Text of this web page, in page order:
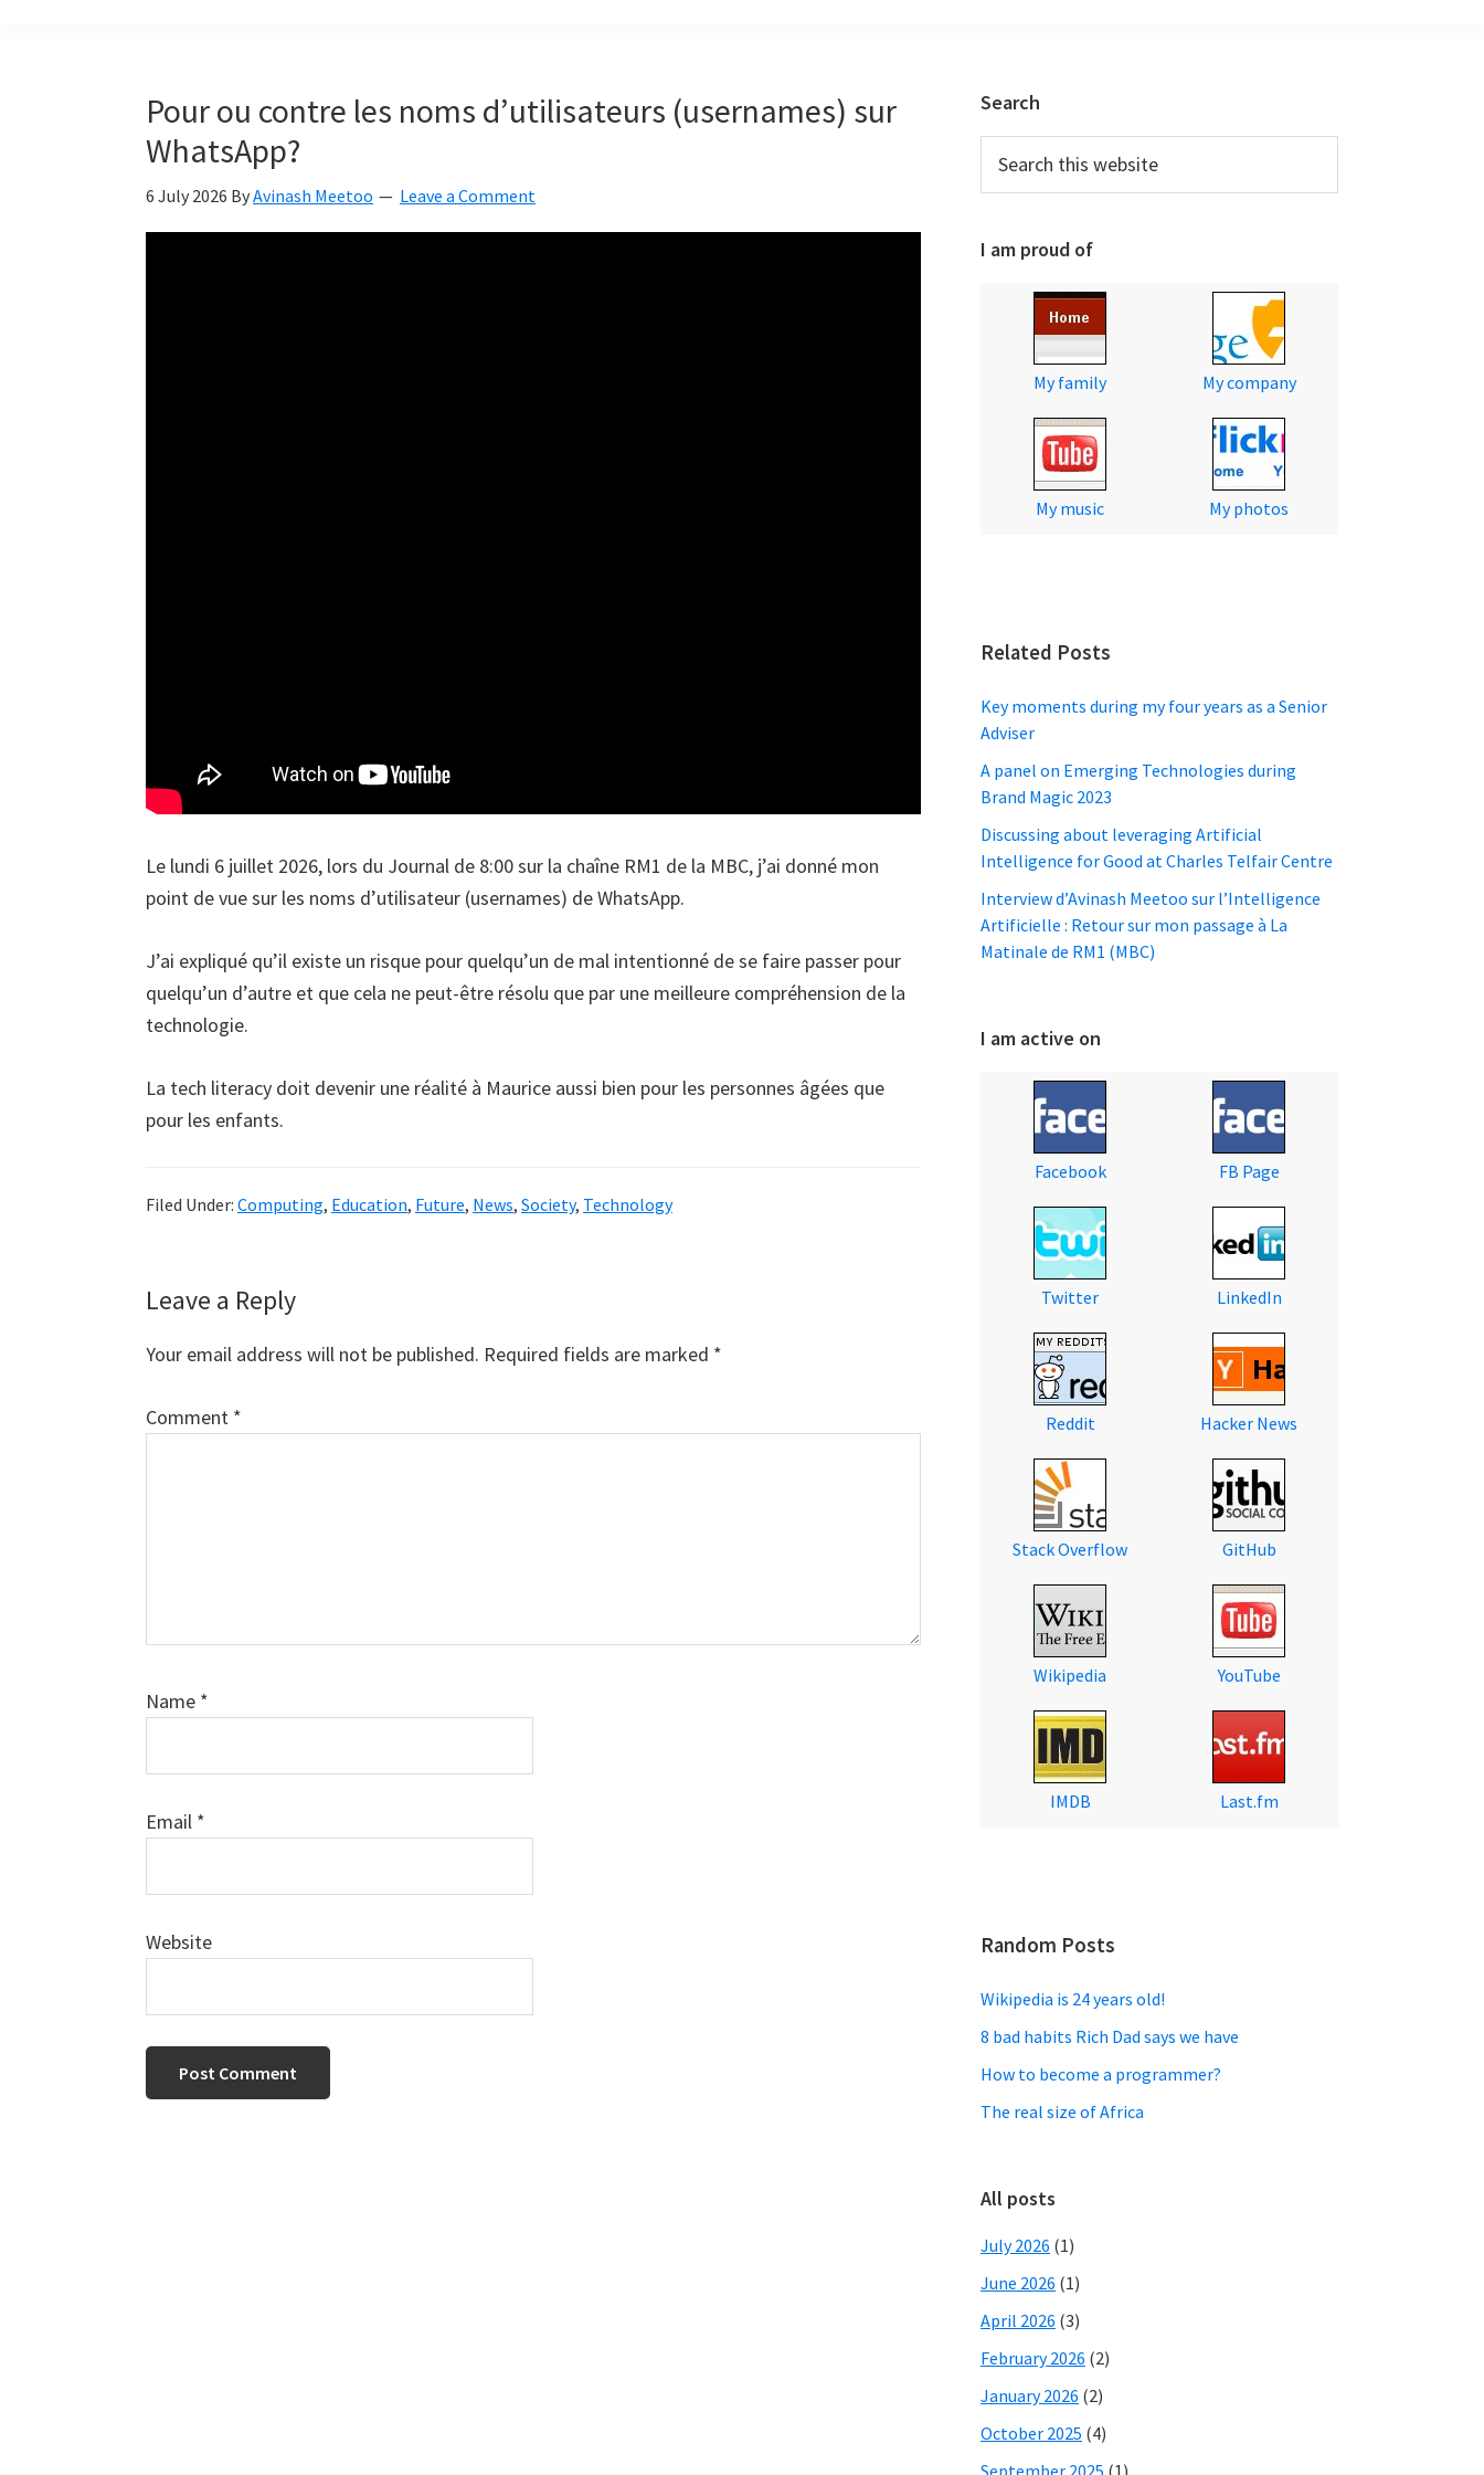
Mauritius
Pour ou contre les noms d’utilisateurs (usernames) sur
WhatsApp?
6 July 2026 ByAvinash Meetoo Leave a Comment
Le lundi 6 juillet 2026, lors du Journal de 8:00 sur la chaîne RM1 de la MBC, j’ai donné mon
point de vue sur les noms d’utilisateur (usernames) de WhatsApp.
J’ai expliqué qu’il existe un risque pour quelqu’un de mal intentionné de se faire passer pour
quelqu’un d’autre et que cela ne peut-être résolu que par une meilleure compréhension de la
technologie.
La tech literacy doit devenir une réalité à Maurice aussi bien pour les personnes âgées que
pour les enfants.
Filed Under: Computing, Education, Future, News, Society, Technology
Reader
Leave a Reply
Your email address will not be published. Required fields are marked *
Comment *
Name *
Email *
Website
Primary
Sidebar
Search
this
I am proud of
My family My company
My music My photos
Related Posts
Key moments during my four years as a Senior
Adviser
A panel on Emerging Technologies during
Brand Magic 2023
Discussing about leveraging Artificial
Intelligence for Good at Charles Telfair Centre
Interview d’Avinash Meetoo sur l’Intelligence
Artificielle : Retour sur mon passage à La
Matinale de RM1 (MBC)
I am active on
Facebook FB Page
Twitter LinkedIn
Reddit Hacker News
Stack Overflow GitHub
Wikipedia YouTube
IMDB Last.fm
Random Posts
Wikipedia is 24 years old!
8 bad habits Rich Dad says we have
How to become a programmer?
The real size of Africa
All posts
July 2026 (1)
June 2026 (1)
April 2026 (3)
February 2026 (2)
January 2026 (2)
October 2025 (4)
September 2025 (1)